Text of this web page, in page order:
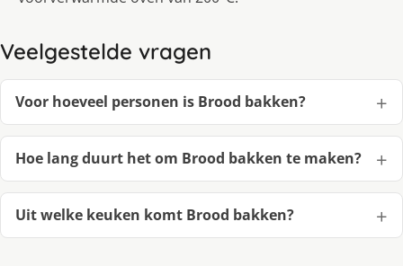
Veelgestelde vragen
Voor hoeveel personen is Brood bakken?
Hoe lang duurt het om Brood bakken te maken?
Uit welke keuken komt Brood bakken?